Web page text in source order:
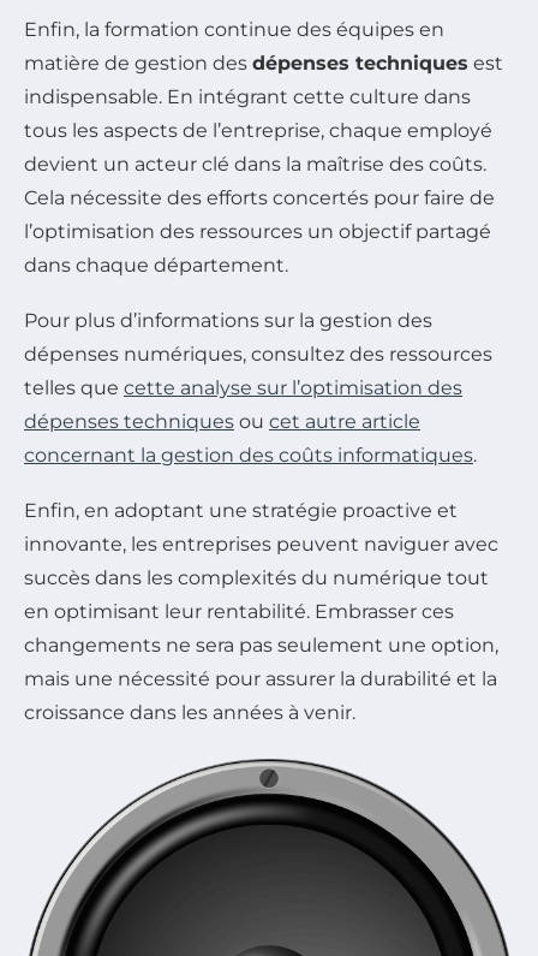
Enfin, la formation continue des équipes en
matière de gestion des dépenses techniques est
indispensable. En intégrant cette culture dans
tous les aspects de l’entreprise, chaque employé
devient un acteur clé dans la maîtrise des coûts.
Cela nécessite des efforts concertés pour faire de
l’optimisation des ressources un objectif partagé
dans chaque département.
Pour plus d’informations sur la gestion des
dépenses numériques, consultez des ressources
telles que cette analyse sur l’optimisation des
dépenses techniques ou cet autre article
concernant la gestion des coûts informatiques.
Enfin, en adoptant une stratégie proactive et
innovante, les entreprises peuvent naviguer avec
succès dans les complexités du numérique tout
en optimisant leur rentabilité. Embrasser ces
changements ne sera pas seulement une option,
mais une nécessité pour assurer la durabilité et la
croissance dans les années à venir.